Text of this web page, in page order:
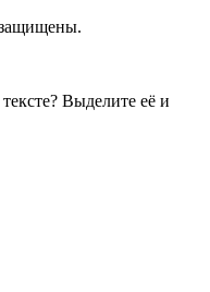
Выделите её и